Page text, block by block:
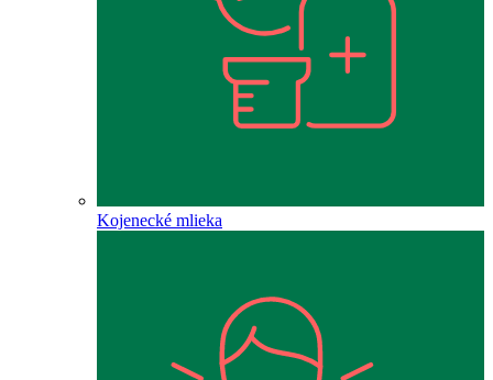
Kojenecké mlieka